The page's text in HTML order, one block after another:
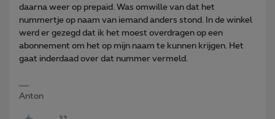
daarna weer op prepaid. Was omwille van dat het
nummertje op naam van iemand anders stond. In de winkel
werd er gezegd dat ik het moest overdragen op een
abonnement om het op mijn naam te kunnen krijgen. Het
gaat inderdaad over dat nummer vermeld.
Anton